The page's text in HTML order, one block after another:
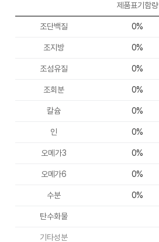
제품표기함량
조단백질 0%
조지방 0%
조섬유질 0%
조회분 0%
칼슘 0%
인 0%
오메가3 0%
오메가6 0%
수분 0%
탄수화물
기타성분